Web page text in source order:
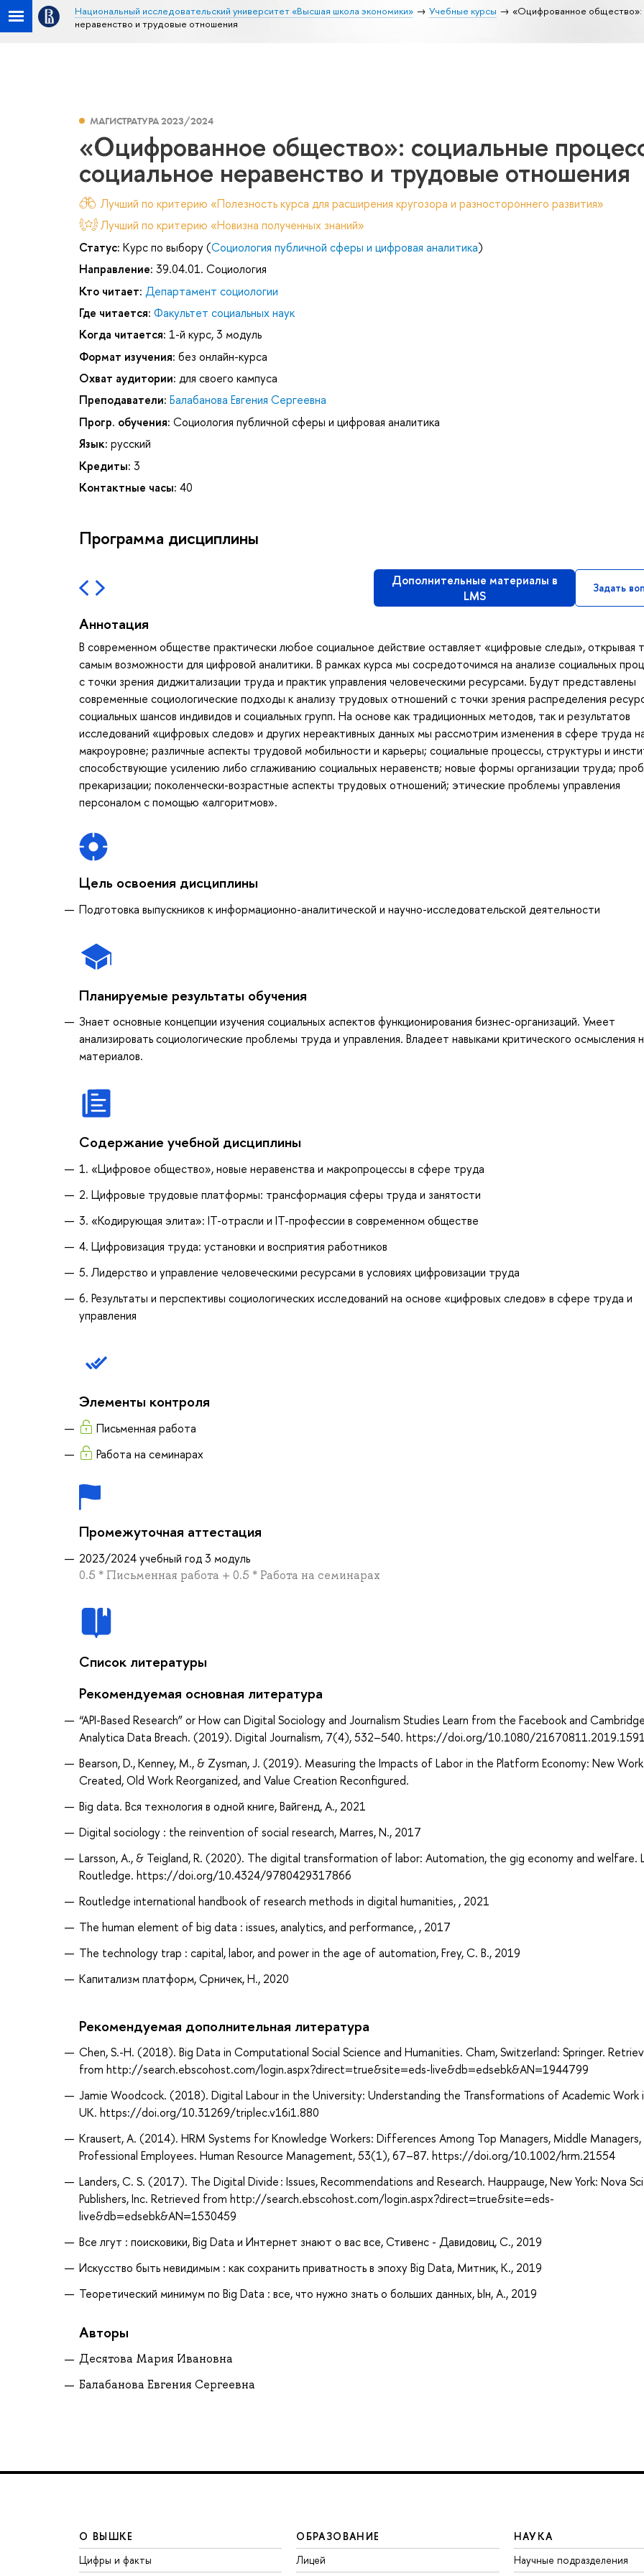
Национальный исследовательский университет «Высшая школа экономики» Учебные курсы
«Оцифрованное общество»:
неравенство и трудовые отношения
МАГИСТРАТУРА 2023/2024
«Оцифрованное общество»: социальные
социальное неравенство и трудовые отношения
Лучший по критерию «Полезность курса для расширения кругозора и разностороннего развития»
Лучший по критерию «Новизна полученных знаний»
Статус: Курс по выбору (Социология публичной сферы и цифровая аналитика)
Направление: 39.04.01. Социология
Кто читает: Департамент социологии
Где читается: Факультет социальных наук
Когда читается: 1-й курс, 3 модуль
Формат изучения: без онлайн-курса
Охват аудитории: для своего кампуса
Преподаватели: Балабанова Евгения Сергеевна
Прогр. обучения: Социология публичной сферы и цифровая аналитика
Язык: русский
Кредиты: 3
Контактные часы: 40
Программа дисциплины
Дополнительные материалы в
LMS
Задать
Аннотация
В современном обществе практически любое социальное действие оставляет «цифровые следы», открывая
самым возможности для цифровой аналитики. В рамках курса мы сосредоточимся на анализе социальных
с точки зрения диджитализации труда и практик управления человеческими ресурсами. Будут представлены
современные социологические подходы к анализу трудовых отношений с точки зрения распределения
социальных шансов индивидов и социальных групп. На основе как традиционных методов, так и результатов
исследований «цифровых следов» и других нереактивных данных мы рассмотрим изменения в сфере труда
макроуровне; различные аспекты трудовой мобильности и карьеры; социальные процессы, структуры и
способствующие усилению либо сглаживанию социальных неравенств; новые формы организации труда;
прекаризации; поколенчески-возрастные аспекты трудовых отношений; этические проблемы управления
персоналом с помощью «алгоритмов».
Цель освоения дисциплины
Подготовка выпускников к информационно-аналитической и научно-исследовательской деятельности
Планируемые результаты обучения
Знает основные концепции изучения социальных аспектов функционирования бизнес-организаций. Умеет
анализировать социологические проблемы труда и управления. Владеет навыками критического осмысления
материалов.
Содержание учебной дисциплины
1. «Цифровое общество», новые неравенства и макропроцессы в сфере труда
2. Цифровые трудовые платформы: трансформация сферы труда и занятости
3. «Кодирующая элита»: IT-отрасли и IT-профессии в современном обществе
4. Цифровизация труда: установки и восприятия работников
5. Лидерство и управление человеческими ресурсами в условиях цифровизации труда
6. Результаты и перспективы социологических исследований на основе «цифровых следов» в сфере труда и
управления
Элементы контроля
Письменная работа
Работа на семинарах
Промежуточная аттестация
2023/2024 учебный год 3 модуль
0.5 * Письменная работа + 0.5 * Работа на семинарах
Список литературы
Рекомендуемая основная литература
“API-Based Research” or How can Digital Sociology and Journalism Studies Learn from the Facebook and Cambridge
Analytica Data Breach. (2019). Digital Journalism, 7(4), 532–540. https://doi.org/10.1080/
Bearson, D., Kenney, M., & Zysman, J. (2019). Measuring the Impacts of Labor in the Platform Economy: New Work
Created, Old Work Reorganized, and Value Creation Reconfigured.
Big data. Вся технология в одной книге, Вайгенд, А., 2021
Digital sociology : the reinvention of social research, Marres, N., 2017
Larsson, A., & Teigland, R. (2020). The digital transformation of labor: Automation, the gig economy and welfare.
Routledge. https://doi.org/10.4324/9780429317866
Routledge international handbook of research methods in digital humanities, , 2021
The human element of big data : issues, analytics, and performance, , 2017
The technology trap : capital, labor, and power in the age of automation, Frey, C. B., 2019
Капитализм платформ, Срничек, Н., 2020
Рекомендуемая дополнительная литература
Chen, S.-H. (2018). Big Data in Computational Social Science and Humanities. Cham, Switzerland: Springer.
from http://search.ebscohost.com/login.aspx?direct=true&site=eds-live&db=edsebk&AN=1944799
Jamie Woodcock. (2018). Digital Labour in the University: Understanding the Transformations of Academic Work
UK. https://doi.org/10.31269/triplec.v16i1.880
Krausert, A. (2014). HRM Systems for Knowledge Workers: Differences Among Top Managers, Middle Managers,
Professional Employees. Human Resource Management, 53(1), 67–87. https://doi.org/10.1002/hrm.21554
Landers, C. S. (2017). The Digital Divide : Issues, Recommendations and Research. Hauppauge, New York: Nova
Publishers, Inc. Retrieved from http://search.ebscohost.com/login.aspx?direct=true&site=eds-
live&db=edsebk&AN=1530459
Все лгут : поисковики, Big Data и Интернет знают о вас все, Стивенс - Давидовиц, С., 2019
Искусство быть невидимым : как сохранить приватность в эпоху Big Data, Митник, К., 2019
Теоретический минимум по Big Data : все, что нужно знать о больших данных, Ын, А., 2019
Авторы
Десятова Мария Ивановна
Балабанова Евгения Сергеевна
О ВЫШКЕ
Цифры и факты
ОБРАЗОВАНИЕ
Лицей
НАУКА
Научные подразделения